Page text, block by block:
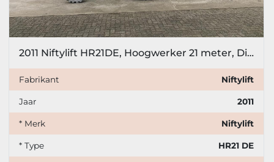
2011 Niftylift HR21DE, Hoogwerker 21 meter, Diesel + Accu, Bi energy
Fabrikant Niftylift
Jaar 2011
* Merk Niftylift
* Type HR21 DE